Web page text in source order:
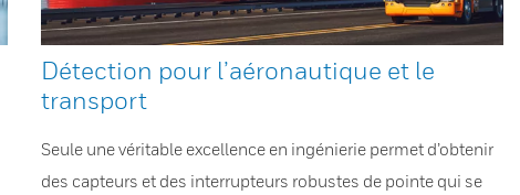
Détection pour l’aéronautique et le
transport
Seule une véritable excellence en ingénierie permet d’obtenir
des capteurs et des interrupteurs robustes de pointe qui se